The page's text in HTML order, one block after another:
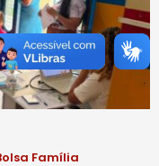
Família